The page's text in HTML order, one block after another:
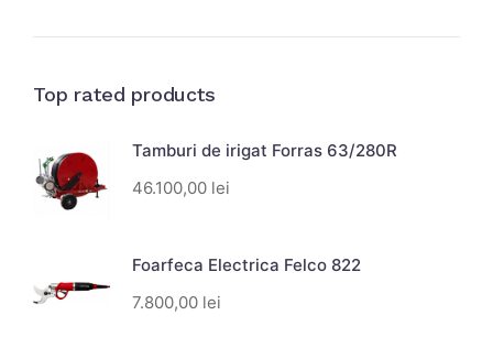
Top rated products
Tamburi de irigat Forras 63/280R
46.100,00 lei
Foarfeca Electrica Felco 822
7.800,00 lei